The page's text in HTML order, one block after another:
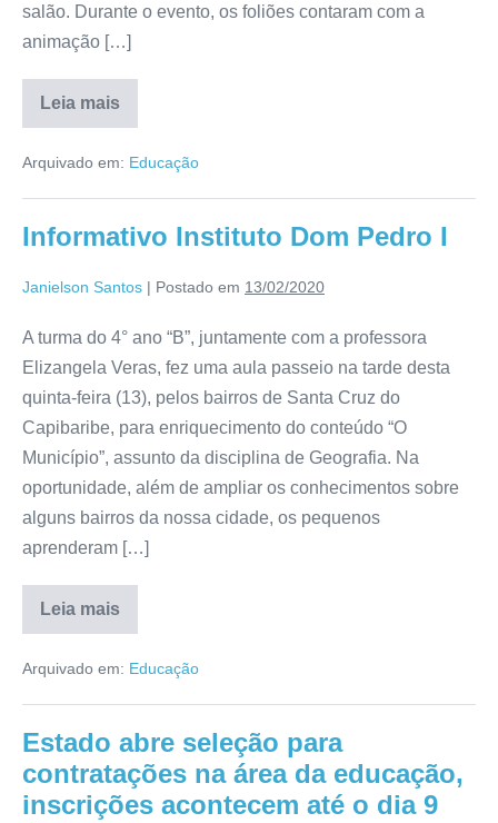
salão. Durante o evento, os foliões contaram com a
animação […]
Leia mais
Arquivado em: Educação
Informativo Instituto Dom Pedro I
Janielson Santos | Postado em 13/02/2020
A turma do 4° ano “B”, juntamente com a professora
Elizangela Veras, fez uma aula passeio na tarde desta
quinta-feira (13), pelos bairros de Santa Cruz do
Capibaribe, para enriquecimento do conteúdo “O
Município”, assunto da disciplina de Geografia. Na
oportunidade, além de ampliar os conhecimentos sobre
alguns bairros da nossa cidade, os pequenos
aprenderam […]
Leia mais
Arquivado em: Educação
Estado abre seleção para
contratações na área da educação,
inscrições acontecem até o dia 9